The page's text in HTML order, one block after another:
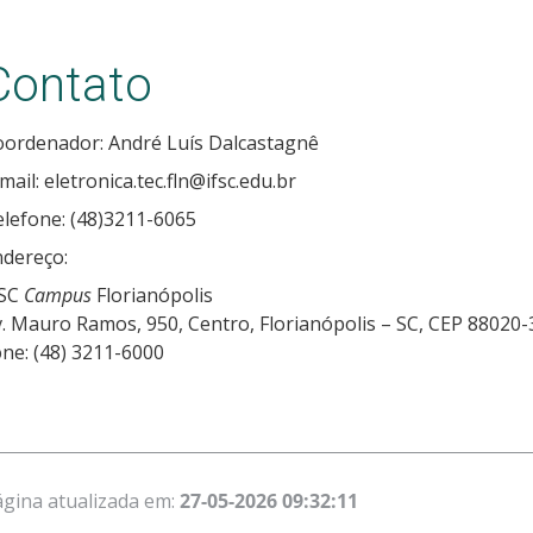
André Luís Dalcastagnê
eletronica.tec.fln@ifsc.edu.br
(48)3211-6065
CampusFlorianópolis
Mauro Ramos, 950, Centro, Florianópolis – SC, CEP
(48) 3211-6000
atualizada em: 27-05-2026 09:32:11